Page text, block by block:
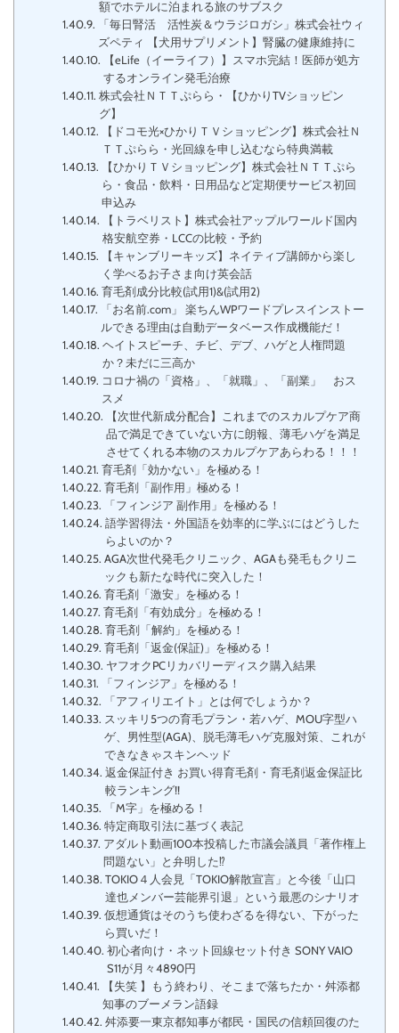
額でホテルに泊まれる旅のサブスク
「毎日腎活 活性炭＆ウラジロガシ」株式会社ウィ
ズペティ 【犬用サプリメント】腎臓の健康維持に
【eLife（イーライフ）】スマホ完結！医師が処方
するオンライン発毛治療
株式会社ＮＴＴぷらら・【ひかりTVショッピン
グ】
【ドコモ光×ひかりＴＶショッピング】株式会社Ｎ
ＴＴぷらら・光回線を申し込むなら特典満載
【ひかりＴＶショッピング】株式会社ＮＴＴぷら
ら・食品・飲料・日用品など定期便サービス初回
申込み
【トラベリスト】株式会社アップルワールド国内
格安航空券・LCCの比較・予約
【キャンブリーキッズ】ネイティブ講師から楽し
く学べるお子さま向け英会話
育毛剤成分比較(試用1)&(試用2)
「お名前.com」 楽ちんWPワードプレスインストー
ルできる理由は自動データベース作成機能だ！
ヘイトスピーチ、チビ、デブ、ハゲと人権問題
か？未だに三高か
コロナ禍の「資格」、「就職」、「副業」 おス
スメ
【次世代新成分配合】これまでのスカルプケア商
品で満足できていない方に朗報、薄毛ハゲを満足
させてくれる本物のスカルプケアあらわる！！！
育毛剤「効かない」を極める！
育毛剤「副作用」極める！
「フィンジア 副作用」を極める！
語学習得法・外国語を効率的に学ぶにはどうした
らよいのか？
AGA次世代発毛クリニック、AGAも発毛もクリニ
ックも新たな時代に突入した！
育毛剤「激安」を極める！
育毛剤「有効成分」を極める！
育毛剤「解約」を極める！
育毛剤「返金(保証)」を極める！
ヤフオクPCリカバリーディスク購入結果
「フィンジア」を極める！
「アフィリエイト」とは何でしょうか？
スッキリ5つの育毛プラン・若ハゲ、MOU字型ハ
ゲ、男性型(AGA)、脱毛薄毛ハゲ克服対策、これが
できなきゃスキンヘッド
返金保証付き お買い得育毛剤・育毛剤返金保証比
較ランキング!!
「M字」を極める！
特定商取引法に基づく表記
アダルト動画100本投稿した市議会議員「著作権上
問題ない」と弁明した⁉
TOKIO４人会見「TOKIO解散宣言」と今後「山口
達也メンバー芸能界引退」という最悪のシナリオ
仮想通貨はそのうち使わざるを得ない、下がった
ら買いだ！
初心者向け・ネット回線セット付き SONY VAIO
S11が月々4890円
【失笑 】もう終わり、そこまで落ちたか・舛添都
知事のブーメラン語録
舛添要一東京都知事が都民・国民の信頼回復のた